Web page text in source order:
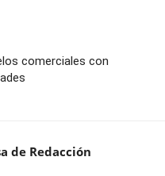
comerciales con
de Redacción